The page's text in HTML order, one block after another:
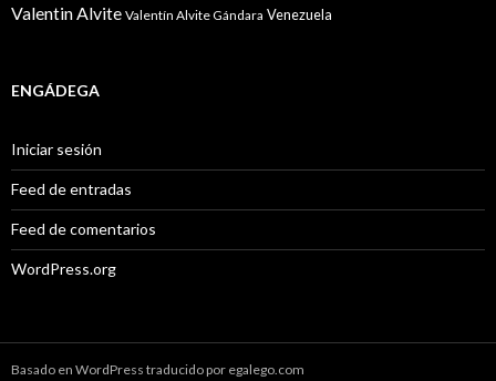
Valentin Alvite Valentín Alvite Gándara Venezuela
ENGÁDEGA
Iniciar sesión
Feed de entradas
Feed de comentarios
WordPress.org
Basado en WordPress traducido por egalego.com